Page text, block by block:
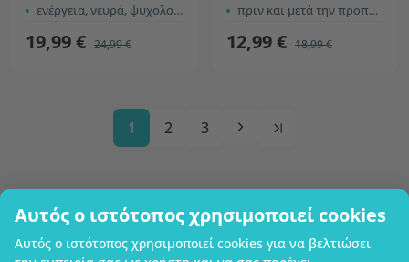
Αυτός ο ιστότοπος χρησιμοποιεί cookies
Αυτός ο ιστότοπος χρησιμοποιεί cookies για να βελτιώσει
ενέργεια, νευρά, ψυχολογική λειτουργία
19,99 € 24,99 €
πριν και μετά την προπόνηση
12,99 € 18,99 €
1 2 3
Επωνυμία επιχείρησης